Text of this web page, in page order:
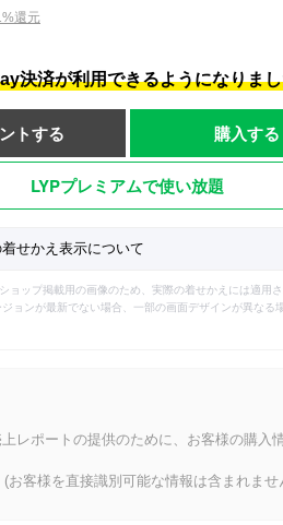
還元
決済が利用できるようになりま
トする 購入する
LYPプレミアムで使い放題
せかえ表示について
ョップ掲載用の画像のため、実際の着せかえには適用
ョンが最新でない場合、一部の画面デザインが異なる
レポートの提供のために、お客様の購入
客様を直接識別可能な情報は含まれませ